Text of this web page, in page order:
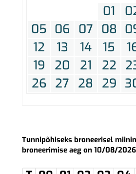
01
05 06 07 08
12
13 14 15
19
20 21 22
26
27 28 29
Tunnipõhiseks broneerisel
broneerimise aeg on 10/08/2026